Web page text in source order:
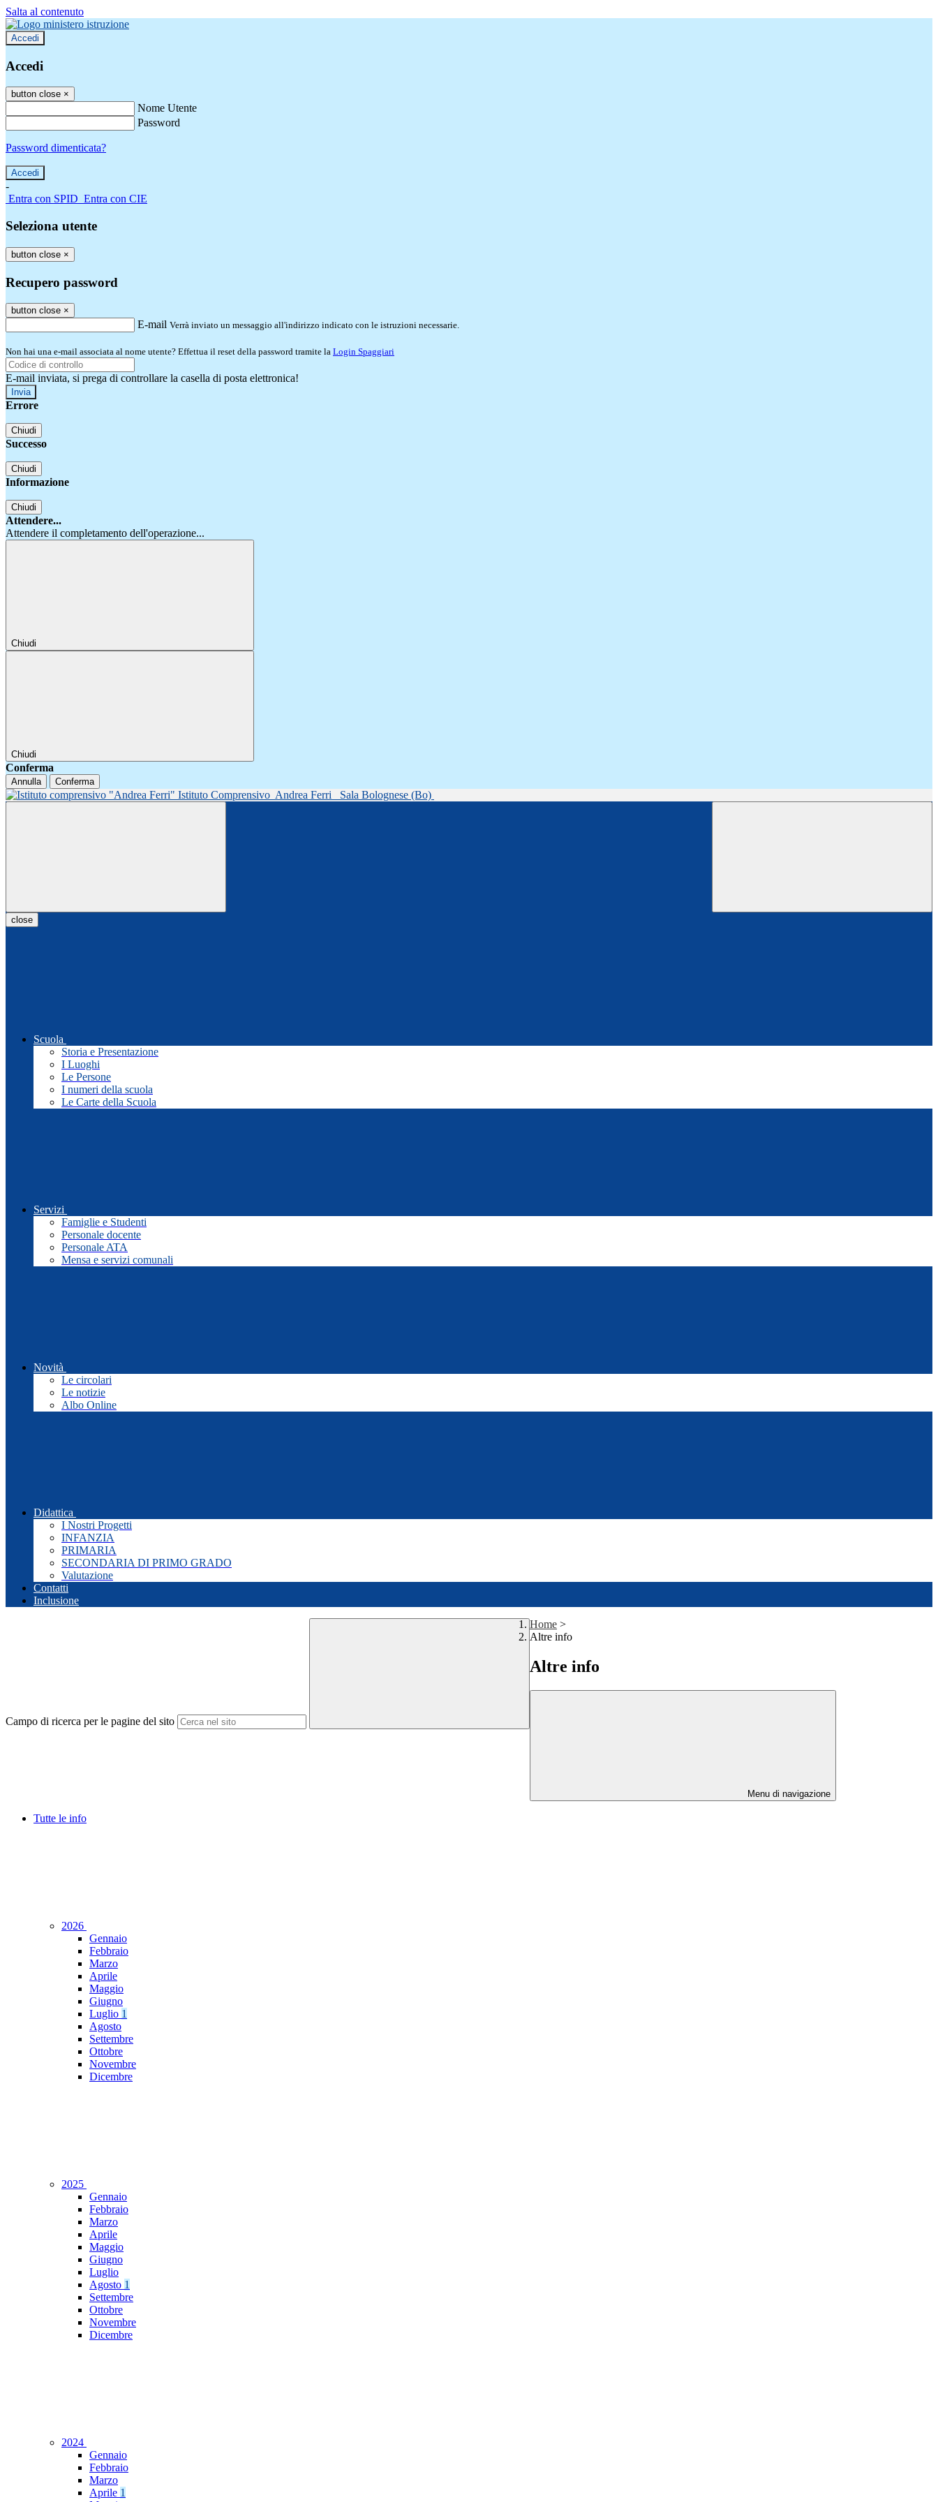
Salta al contenuto
Accedi
Accedi
button close ×
Nome Utente
Password
Password dimenticata?
-
Entra con SPID Entra con CIE
Seleziona utente
button close ×
Recupero password
button close ×
E-mail Verrà inviato un messaggio all'indirizzo indicato con le istruzioni necessarie.
Non hai una e-mail associata al nome utente? Effettua il reset della password tramite la Login Spaggiari
E-mail inviata, si prega di controllare la casella di posta elettronica!
Errore
Chiudi
Successo
Chiudi
Informazione
Chiudi
Attendere...
Attendere il completamento dell'operazione...
Chiudi
Chiudi
Conferma
Annulla Conferma
Istituto Comprensivo Andrea Ferri Sala Bolognese (Bo)
close
Scuola
Storia e Presentazione
I Luoghi
Le Persone
I numeri della scuola
Le Carte della Scuola
Servizi
Famiglie e Studenti
Personale docente
Personale ATA
Mensa e servizi comunali
Novità
Le circolari
Le notizie
Albo Online
Didattica
I Nostri Progetti
INFANZIA
PRIMARIA
SECONDARIA DI PRIMO GRADO
Valutazione
Contatti
Inclusione
Campo di ricerca per le pagine del sito
Home >
Altre info
Altre info
Menu di navigazione
Tutte le info
2026
Gennaio
Febbraio
Marzo
Aprile
Maggio
Giugno
Luglio 1
Agosto
Settembre
Ottobre
Novembre
Dicembre
2025
Gennaio
Febbraio
Marzo
Aprile
Maggio
Giugno
Luglio
Agosto 1
Settembre
Ottobre
Novembre
Dicembre
2024
Gennaio
Febbraio
Marzo
Aprile 1